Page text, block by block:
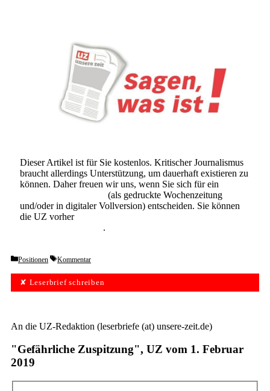
Dieser Artikel ist für Sie kostenlos. Kritischer Journalismus
braucht allerdings Unterstützung, um dauerhaft existieren zu
können. Daher freuen wir uns, wenn Sie sich für ein
(als gedruckte Wochenzeitung
und/oder in digitaler Vollversion) entscheiden. Sie können
die UZ vorher
.
Categories
Positionen Tags
Kommentar
✘ Leserbrief schreiben
An die UZ-Redaktion (leserbriefe (at) unsere-zeit.de)
"Gefährliche Zuspitzung", UZ vom 1. Februar
2019